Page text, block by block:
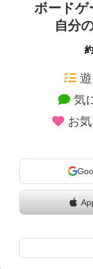
ボードゲ
自分
気
お
ボードゲームを検
ボードゲームの
メカニクス特集
ボドとも・会員一
ボードゲーム業界
ボドゲーマご利用